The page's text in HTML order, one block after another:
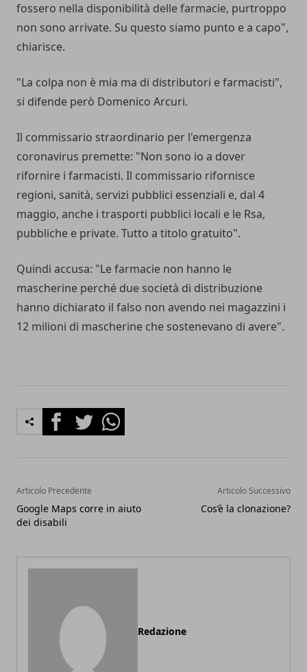
fossero nella disponibilità delle farmacie, purtroppo
non sono arrivate. Su questo siamo punto e a capo",
chiarisce.
"La colpa non è mia ma di distributori e farmacisti",
si difende però Domenico Arcuri.
Il commissario straordinario per l'emergenza
coronavirus premette: "Non sono io a dover
rifornire i farmacisti. Il commissario rifornisce
regioni, sanità, servizi pubblici essenziali e, dal 4
maggio, anche i trasporti pubblici locali e le Rsa,
pubbliche e private. Tutto a titolo gratuito".
Quindi accusa: "Le farmacie non hanno le
mascherine perché due società di distribuzione
hanno dichiarato il falso non avendo nei magazzini i
12 milioni di mascherine che sostenevano di avere".
FacebookTwitterWhatsapp
Articolo Precedente
Google Maps corre in aiuto
dei disabili
Articolo Successivo
Cos’è la clonazione?
Redazione